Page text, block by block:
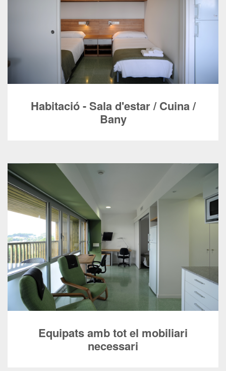
Habitació - Sala d'estar / Cuina /
Bany
Equipats amb tot el mobiliari
necessari